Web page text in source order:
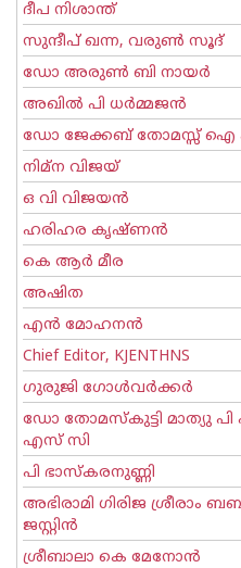
ദീപ നിശാന്ത്
സുന്ദീപ് ഖന്ന, വരുൺ സൂദ്
ഡോ അരുണ്‍ ബി നായര്‍
അഖില്‍ പി ധര്‍മ്മജന്‍
ഡോ ജേക്കബ് തോമസ്സ് ഐ
നിമ്ന വിജയ്
ഒ വി വിജയന്‍
ഹരിഹര കൃഷ്ണൻ
കെ ആര്‍ മീര
അഷിത
എന്‍ മോഹനന്‍
Chief Editor, KJENTHNS
ഗുരുജി ഗോള്‍‌വര്‍ക്കര്‍
ഡോ തോമസ്കുട്ടി മാത്യു പി
എസ് സി
പി ഭാസ്കരനുണ്ണി
അഭിരാമി ഗിരിജ ശ്രീരാം
ജസ്റ്റിന്‍
ശ്രീബാലാ കെ മേനോന്‍